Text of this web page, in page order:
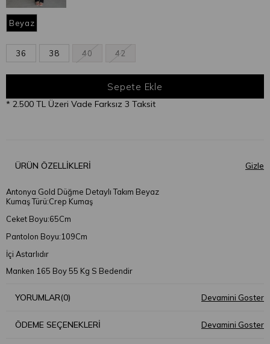
Beyaz
36 38 40 42
* 2.500 TL Üzeri Vade Farksız 3 Taksit
ÜRÜN ÖZELLIKLERI
Antonya Gold Düğme Detaylı Takım Beyaz
Kumaş Türü:Crep Kumaş
Ceket Boyu:65Cm
Pantolon Boyu:109Cm
İçi Astarlıdır
Manken 165 Boy 55 Kg S Bedendir
YORUMLAR(0)
ÖDEME SEÇENEKLERI